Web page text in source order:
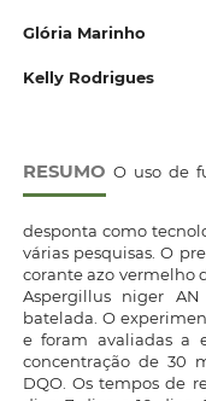
Glória Marinho
Kelly Rodrigues
RESUMO O uso de
desponta como
várias pesquisas. O
corante azo vermelho
Aspergillus niger
batelada. O
e foram avaliadas a
concentração de 30
DQO. Os tempos de